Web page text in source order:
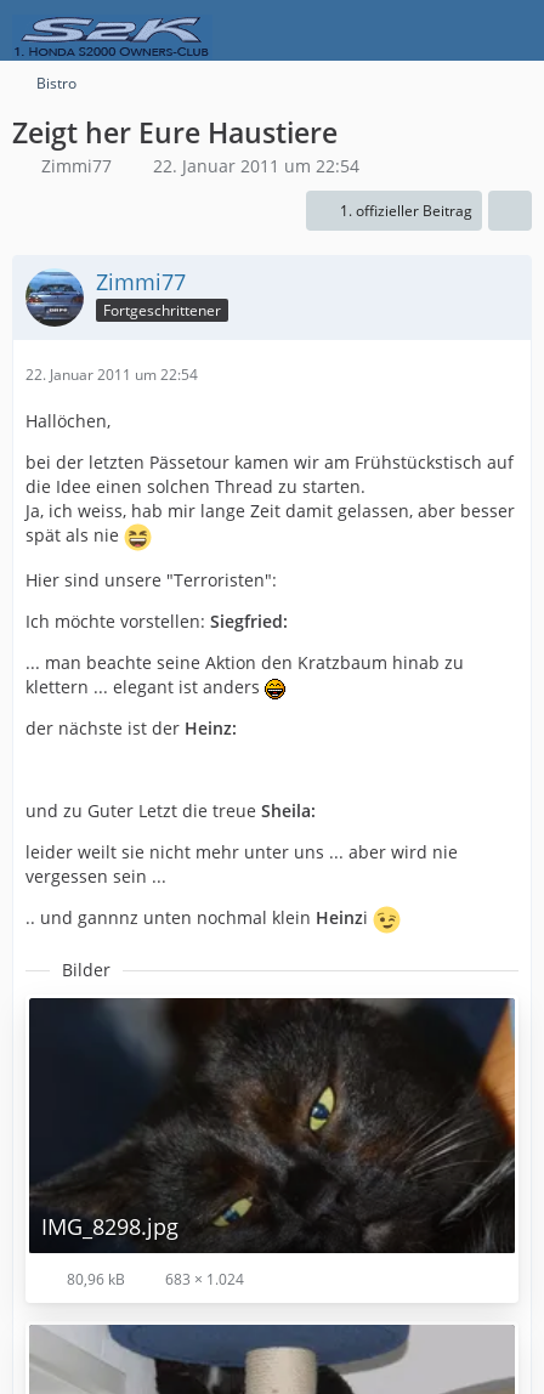
Bistro
Zeigt her Eure Haustiere
Zimmi77 22. Januar 2011 um 22:54
1. offizieller Beitrag
Zimmi77
Fortgeschrittener
22. Januar 2011 um 22:54
Hallöchen,
bei der letzten Pässetour kamen wir am Frühstückstisch auf
die Idee einen solchen Thread zu starten.
Ja, ich weiss, hab mir lange Zeit damit gelassen, aber besser
spät als nie
Hier sind unsere "Terroristen":
Ich möchte vorstellen: Siegfried:
... man beachte seine Aktion den Kratzbaum hinab zu
klettern ... elegant ist anders
der nächste ist der Heinz:
und zu Guter Letzt die treue Sheila:
leider weilt sie nicht mehr unter uns ... aber wird nie
vergessen sein ...
.. und gannnz unten nochmal klein Heinzi
Bilder
IMG_8298.jpg
80,96 kB 683 × 1.024